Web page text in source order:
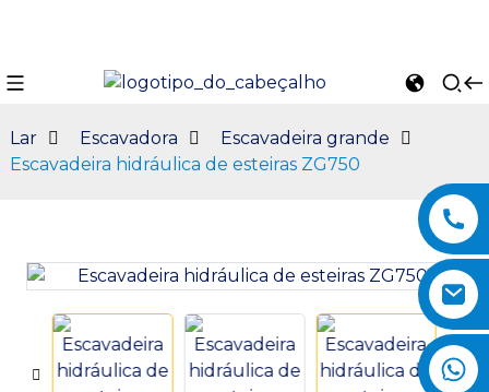
Lar Escavadora
Escavadeira grande
Escavadeira hidráulica de esteiras ZG750